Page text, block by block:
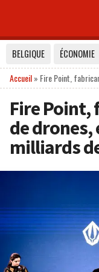
BELGIQUE ÉCONOMIE
Accueil» Fire Point,
Fire
de drones,
milliards